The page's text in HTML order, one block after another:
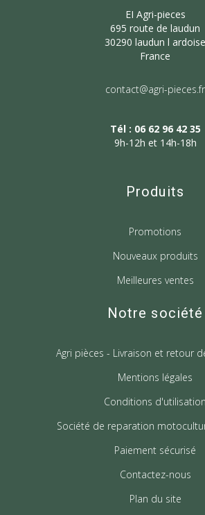
EI Agri-pieces
695 route de laudun
30290 laudun l ardoise
France
contact@agri-pieces.fr
Tél : 06 62 96 42 35
9h-12h et 14h-18h
Produits
Promotions
Nouveaux produits
Meilleures ventes
Notre société
Agri pièces - Livraison et retour
Mentions légales
Conditions d'utilisation
Société de reparation
Paiement sécurisé
Contactez-nous
Plan du site